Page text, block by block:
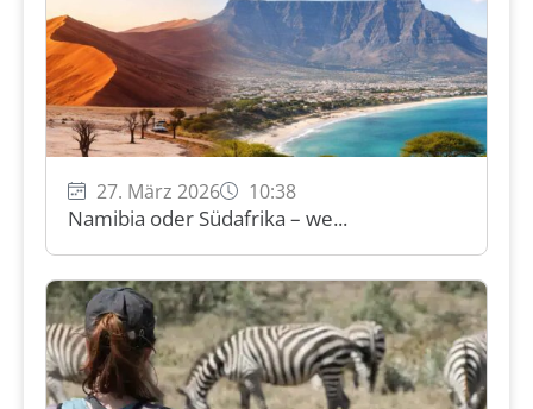
27. März 2026 10:38
Namibia oder Südafrika – we...